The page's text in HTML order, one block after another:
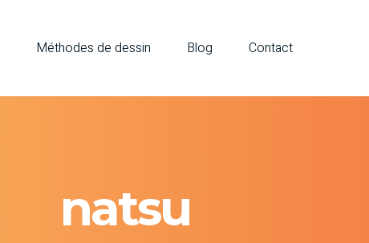
Méthodes de dessin Blog Contact
natsu